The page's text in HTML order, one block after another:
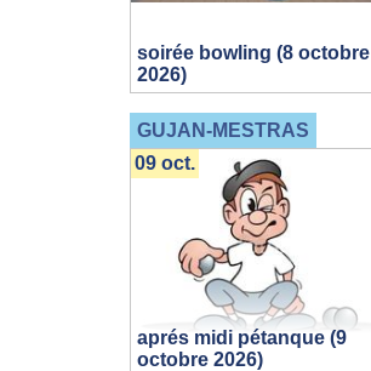
soirée bowling (8 octobre
2026)
GUJAN-MESTRAS
aprés midi pétanque (9
octobre 2026)
09 oct.